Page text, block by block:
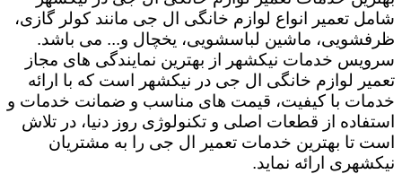
شامل تعمیر انواع لوازم خانگی ال جی مانند کولر گازی،
ظرفشویی، ماشین لباسشویی، یخچال و... می باشد.
سرویس خدمات نیکشهر از بهترین نمایندگی های مجاز
تعمیر لوازم خانگی ال جی در نیکشهر است که با ارائه
خدمات با کیفیت، قیمت های مناسب و ضمانت خدمات و
استفاده از قطعات اصلی و تکنولوژی روز دنیا، در تلاش
است تا بهترین خدمات تعمیر ال جی را به مشتریان
نیکشهری ارائه نماید.